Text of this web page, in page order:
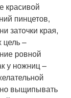
красивой
пинцетов,
заточки края,
цель –
ровной
у ножниц –
выщипывать